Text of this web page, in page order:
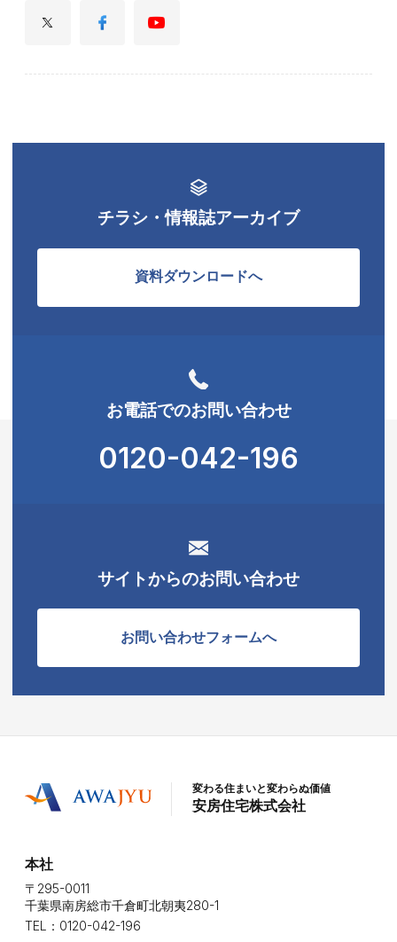
チラシ・情報誌アーカイブ
資料ダウンロードへ
お電話でのお問い合わせ
0120-042-196
サイトからのお問い合わせ
お問い合わせフォームへ
変わる住まいと変わらぬ価値
安房住宅株式会社
本社
〒295-0011
千葉県南房総市千倉町北朝夷280-1
TEL：0120-042-196